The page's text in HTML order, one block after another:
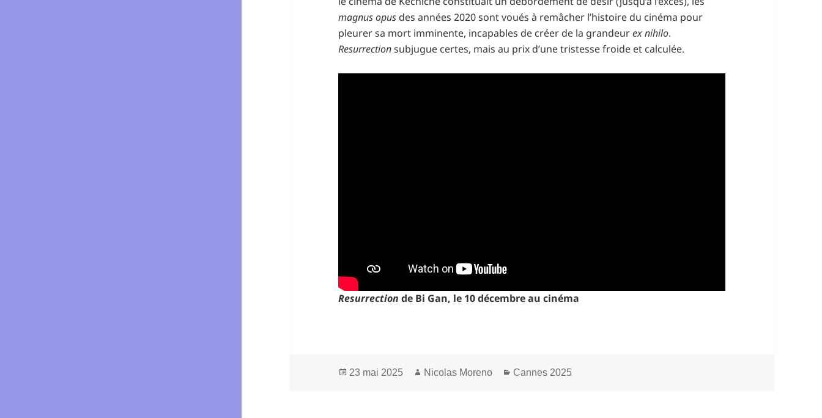
magnus opus des années 2020 sont voués à remâcher l’histoire du cinéma pour
pleurer sa mort imminente, incapables de créer de la grandeurex nihilo.
Resurrectionsubjugue certes, mais au prix d’une tristesse froide et calculée.
Resurrection de Bi Gan, le 10 décembre au cinéma
Publié
23 mai 2025 Auteur
Nicolas Moreno Catégories
Cannes 2025